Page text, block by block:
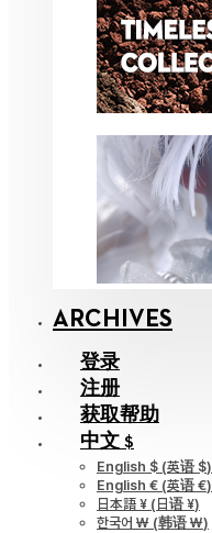
ARCHIVES
登录
注册
获取帮助
中文 $
English $ (英语 $)
English € (英语 €)
日本語 ¥ ( 日语 ¥)
한국어 ￦ (韩语 ￦)